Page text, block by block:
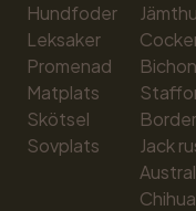
Hundfoder
Leksaker
Promenad
Matplats
Skötsel
Sovplats
Jack